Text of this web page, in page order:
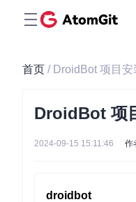
首页 / DroidBot 项目
DroidBot 项
2024-09-15 15:11:46 作
droidbot